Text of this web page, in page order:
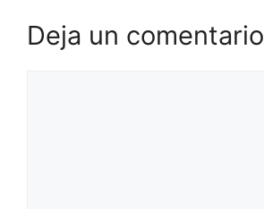
Deja un comentario